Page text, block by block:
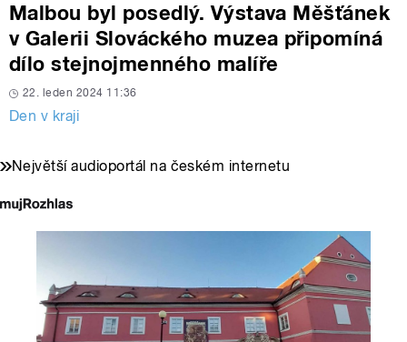
Malbou byl posedlý. Výstava Měšťánek
v Galerii Slováckého muzea připomíná
dílo stejnojmenného malíře
22. leden 2024 11:36
Den v kraji
Největší audioportál na českém internetu